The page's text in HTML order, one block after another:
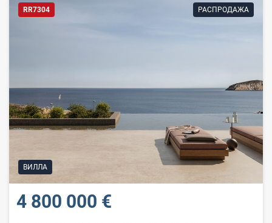
4 800 000 €
RR7304 РАСПРОДАЖА
ВИЛЛА